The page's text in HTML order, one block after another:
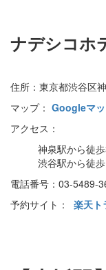
ナデシコホ
住所：東京都渋谷区
マップ： Googleマ
アクセス：
神泉駅から徒
渋谷駅から徒
電話番号：03-5489-
予約サイト： 楽天ト